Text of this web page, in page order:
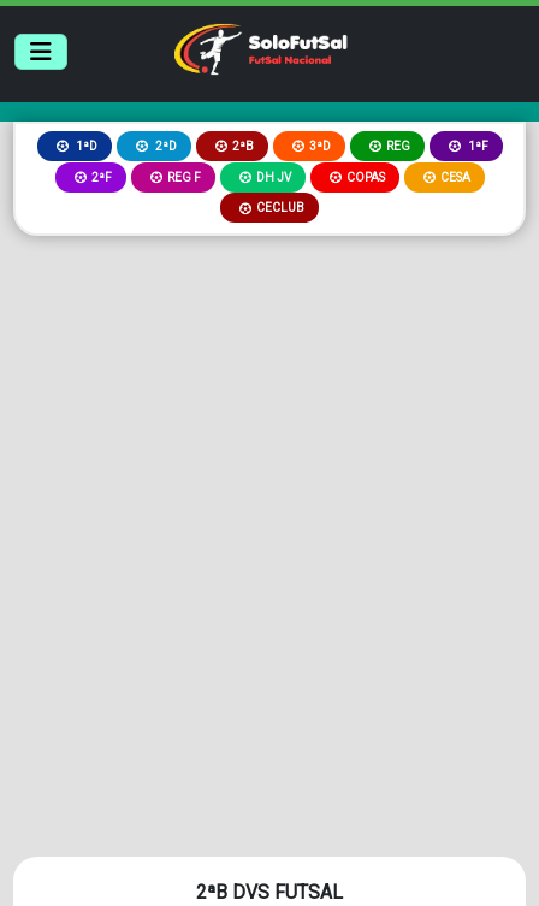
1ªD 2ªD 2ªB 3ªD REG 1ªF
2ªF REG F DH JV COPAS CESA
CECLUB
2ªB DVS FUTSAL